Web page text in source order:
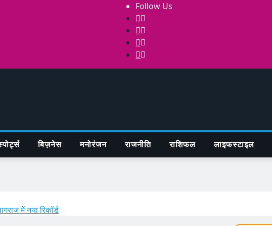
Follow Us
बिज़नेस मनोरंजन राजनीति राशिफल लाइफस्टाइल
में नया रिकॉर्ड